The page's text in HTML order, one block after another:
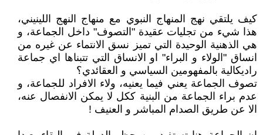
كيف يلتقي نهج المنهاج النبوي مع منهاج النهج اللينيني،
هذا شيء من تجليات عقيدة "التصوف" داخل الجماعة، و
هي الذهنية الوحيدة التي تميز نسق الانتماء عن غيره من
انساق "الولاء و البراء" او الانساق التي تتبناها اي جماعة
راديكالية بالمفهومين السياسي و العقائدي؟
تصوف الجماعة يعني فيما يعنيه، ولاء الافراد للجماعة، و
عدم براء الجماعة من البنية ككل لا يمكن الانفصال عنه،
الا عن طريق الصدام المباشر و العنيف !